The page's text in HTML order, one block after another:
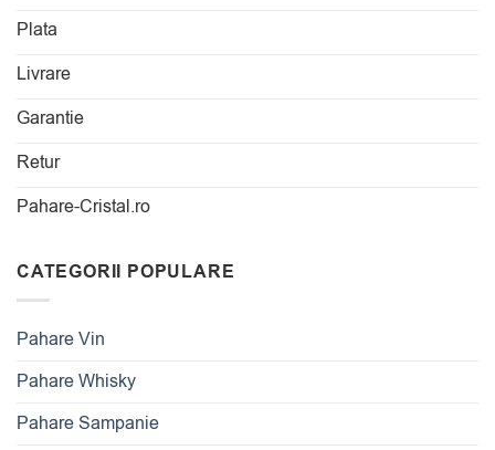
Plata
Livrare
Garantie
Retur
Pahare-Cristal.ro
CATEGORII POPULARE
Pahare Vin
Pahare Whisky
Pahare Sampanie